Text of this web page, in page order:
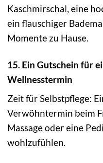
Kaschmirschal, eine
ein flauschiger
Momente zu Hause.
15. Ein Gutschein für
Wellnesstermin
Zeit für Selbstpflege:
Verwöhntermin beim
Massage oder eine
wohlzufühlen.